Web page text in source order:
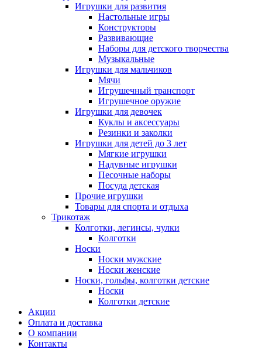
Игрушки для развития
Настольные игры
Конструкторы
Развивающие
Наборы для детского творчества
Музыкальные
Игрушки для мальчиков
Мячи
Игрушечный транспорт
Игрушечное оружие
Игрушки для девочек
Куклы и аксессуары
Резинки и заколки
Игрушки для детей до 3 лет
Мягкие игрушки
Надувные игрушки
Песочные наборы
Посуда детская
Прочие игрушки
Товары для спорта и отдыха
Трикотаж
Колготки, легинсы, чулки
Колготки
Носки
Носки мужские
Носки женские
Носки, гольфы, колготки детские
Носки
Колготки детские
Акции
Оплата и доставка
О компании
Контакты